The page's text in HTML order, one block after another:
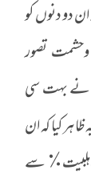
ان دو دنوں کو
تصور
نے بہت سی
کیا کہ ان
اہلبیت٪ سے